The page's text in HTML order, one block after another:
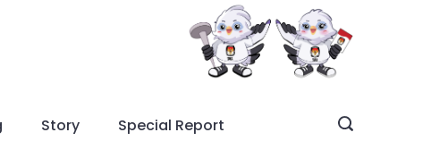
Story Special Report